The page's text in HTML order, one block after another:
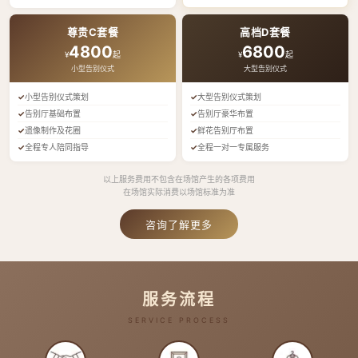
尊贵C套餐
¥4800起
小型告别仪式
小型告别仪式策划
告别厅基础布置
遗像制作及花圈
全程专人陪同指导
高档D套餐
¥6800起
大型告别仪式
大型告别仪式策划
告别厅豪华布置
鲜花告别厅布置
全程一对一专属服务
以上服务费用不包含在场馆产生的各项费用
在场馆实际消费以场馆标准为准
咨询了解更多
服务流程
SERVICE PROCESS